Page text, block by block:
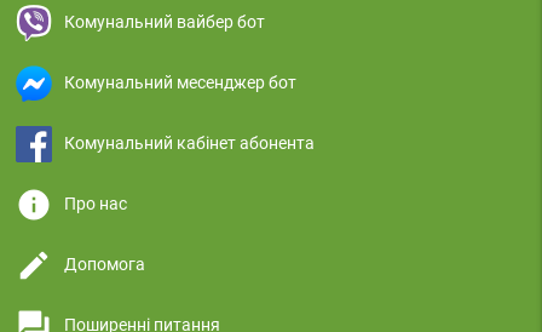
Комунальний вайбер бот
Комунальний месенджер бот
Комунальний кабінет абонента
info Про нас
edit Допомога
Поширенні питання